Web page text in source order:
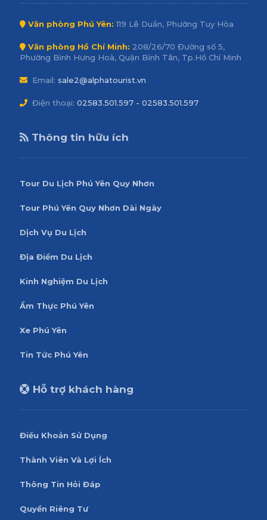
Văn phòng Phú Yên: 119 Lê Duẩn, Phường Tuy Hòa
Văn phòng Hồ Chí Minh: 208/26/70 Đường số 5,
Phường Bình Hưng Hoà, Quận Bình Tân, Tp.Hồ Chí Minh
Email: sale2@alphatourist.vn
Điện thoại: 02583.501.597 - 02583.501.597
Thông tin hữu ích
Tour Du Lịch Phú Yên Quy Nhơn
Tour Phú Yên Quy Nhơn Dài Ngày
Dịch Vụ Du Lịch
Địa Điểm Du Lịch
Kinh Nghiệm Du Lịch
Ẩm Thực Phú Yên
Xe Phú Yên
Tin Tức Phú Yên
Hỗ trợ khách hàng
Điều Khoản Sử Dụng
Thành Viên Và Lợi Ích
Thông Tin Hỏi Đáp
Quyền Riêng Tư